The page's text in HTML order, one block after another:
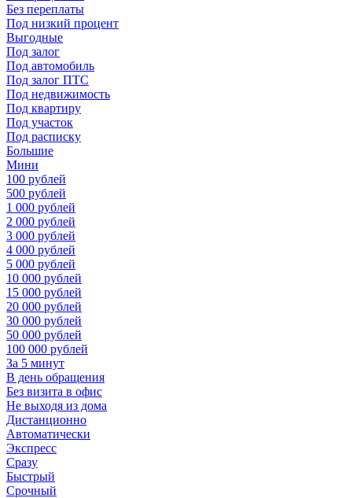
Без переплаты
Под низкий процент
Выгодные
Под залог
Под автомобиль
Под залог ПТС
Под недвижимость
Под квартиру
Под участок
Под расписку
Большие
Мини
100 рублей
500 рублей
1 000 рублей
2 000 рублей
3 000 рублей
4 000 рублей
5 000 рублей
10 000 рублей
15 000 рублей
20 000 рублей
30 000 рублей
50 000 рублей
100 000 рублей
За 5 минут
В день обращения
Без визита в офис
Не выходя из дома
Дистанционно
Автоматически
Экспресс
Сразу
Быстрый
Срочный